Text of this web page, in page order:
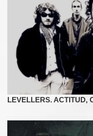
LEVELLERS. ACTITUD,